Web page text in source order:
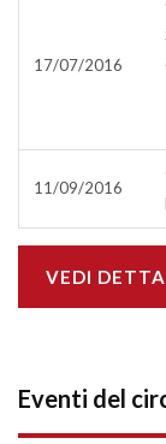
17/07/2016
11/09/2016
VEDI
Eventi del